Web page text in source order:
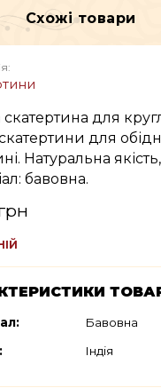
Схожі товари
скатертина для
скатертини для
Натуральна
бавовна.
Бавовна
Індія